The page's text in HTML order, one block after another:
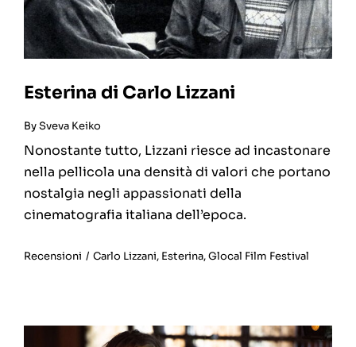
Esterina di Carlo Lizzani
BySveva Keiko
Nonostante tutto, Lizzani riesce ad incastonare
nella pellicola una densità di valori che portano
nostalgia negli appassionati della
cinematografia italiana dell’epoca.
Recensioni / Carlo Lizzani, Esterina,Glocal Film Festival